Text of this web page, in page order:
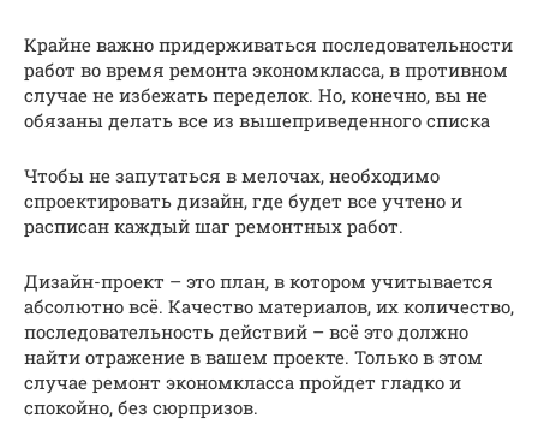
Крайне важно придерживаться последовательности
работ во время ремонта экономкласса, в противном
случае не избежать переделок. Но, конечно, вы не
обязаны делать все из вышеприведенного списка
Чтобы не запутаться в мелочах, необходимо
спроектировать дизайн, где будет все учтено и
расписан каждый шаг ремонтных работ.
Дизайн-проект – это план, в котором учитывается
абсолютно всё. Качество материалов, их количество,
последовательность действий – всё это должно
найти отражение в вашем проекте. Только в этом
случае ремонт экономкласса пройдет гладко и
спокойно, без сюрпризов.